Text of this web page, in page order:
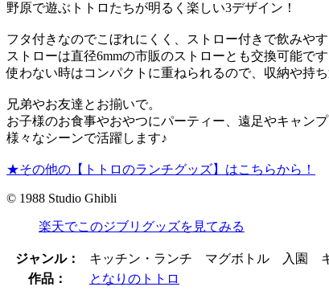
野原で遊ぶトトロたちが明るく楽しい3デザイン！
フタ付きなのでこぼれにくく、ストロー付きで飲みや
ストローは直径6mmの市販のストローとも交換可能です
使わない時はコンパクトに重ねられるので、収納や持ち
兄弟やお友達とお揃いで。
お子様のお食事やおやつにパーティー、遠足やキャン
様々なシーンで活躍します♪
★その他の【トトロのランチグッズ】はこちらから！
© 1988 Studio Ghibli
楽天でこのジブリグッズを見てみる
ジャンル：
キッチン・ランチ マグボトル 入
作品：
となりのトトロ